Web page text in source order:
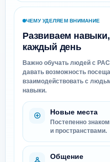
ЧЕМУ УДЕЛЯЕМ ВНИМАНИЕ
Развиваем
каждый день
Важно обучать людей с
давать возможность
взаимодействовать с
навыки.
Новые места
Постепенно
и пространствами.
Общение